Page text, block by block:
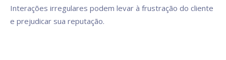
Interações irregulares podem levar à frustração do cliente
e prejudicar sua reputação.